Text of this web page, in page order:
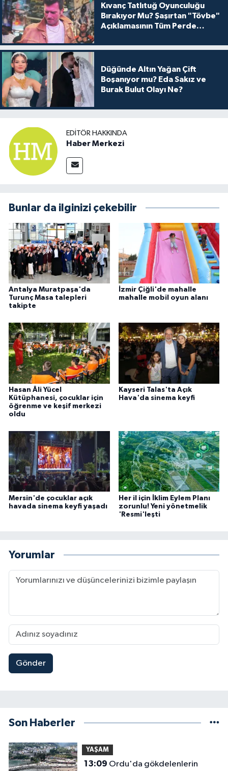
Kıvanç Tatlıtuğ Oyunculuğu
Bırakıyor Mu? Şaşırtan "Tövbe"
Açıklamasının Tüm Perde
Düğünde Altın Yağan Çift
Boşanıyor mu? Eda Sakız ve
Burak Bulut Olayı Ne?
EDITÖR HAKKINDA
Haber Merkezi
Bunlar da ilginizi çekebilir
Antalya Muratpaşa'da
Turunç Masa talepleri
takipte
İzmir Çiğli'de mahalle
mahalle mobil oyun alanı
Hasan Âli Yücel
Kütüphanesi, çocuklar için
öğrenme ve keşif merkezi
oldu
Kayseri Talas'ta Açık
Hava'da sinema keyfi
Mersin'de çocuklar açık
havada sinema keyfi yaşadı
Her il için İklim Eylem Planı
zorunlu! Yeni yönetmelik
'Resmi'leşti
Yorumlar
Gönder
Son Haberler
YAŞAM
13:09